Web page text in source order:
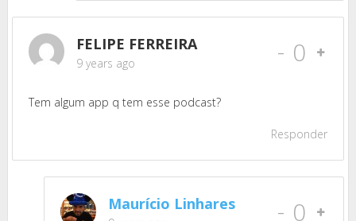
FELIPE FERREIRA
9 years ago - 0
Tem algum app q tem esse podcast?
Responder
Maurício Linhares - 0